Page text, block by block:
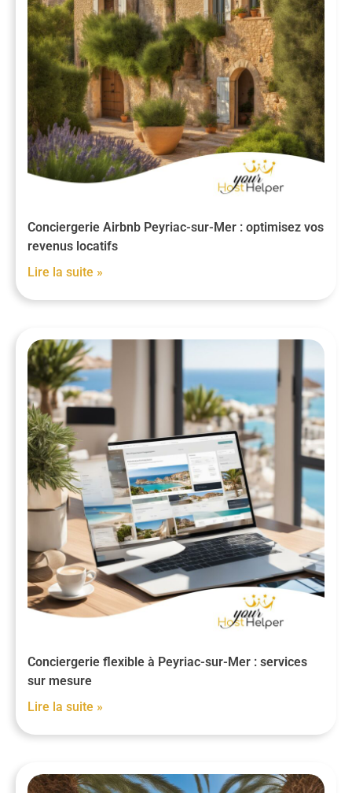
Conciergerie Airbnb Peyriac-sur-Mer : optimisez vos
revenus locatifs
Lire la suite »
Conciergerie flexible à Peyriac-sur-Mer : services
sur mesure
Lire la suite »